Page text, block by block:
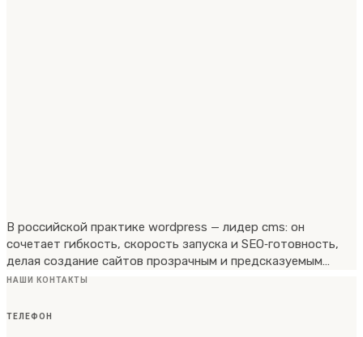
В российской практике wordpress — лидер cms: он
сочетает гибкость, скорость запуска и SEO‑готовность,
делая создание сайтов прозрачным и предсказуемым…
НАШИ КОНТАКТЫ
ТЕЛЕФОН